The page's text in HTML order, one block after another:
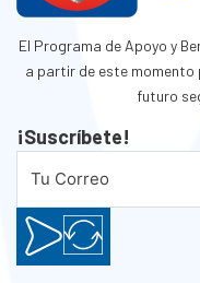
El Programa de Apoyo y
a partir de este momento
futuro
¡Suscríbete!